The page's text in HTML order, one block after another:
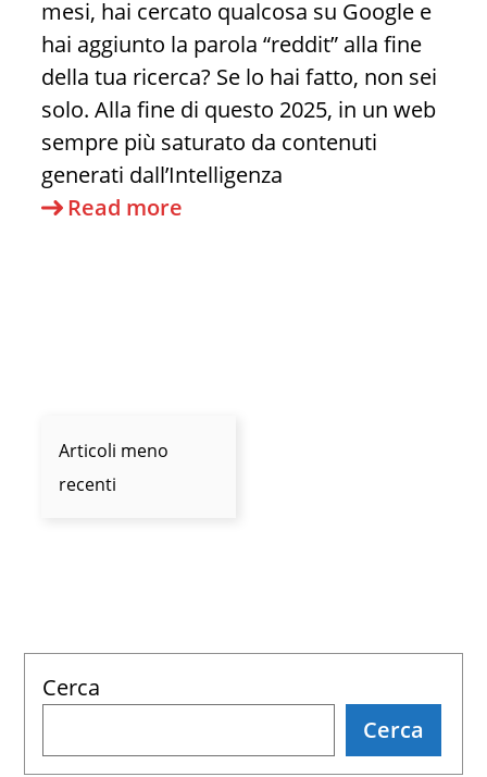
mesi, hai cercato qualcosa su Google e
hai aggiunto la parola “reddit” alla fine
della tua ricerca? Se lo hai fatto, non sei
solo. Alla fine di questo 2025, in un web
sempre più saturato da contenuti
generati dall’Intelligenza
Read more
Articoli meno
recenti
Cerca
Cerca